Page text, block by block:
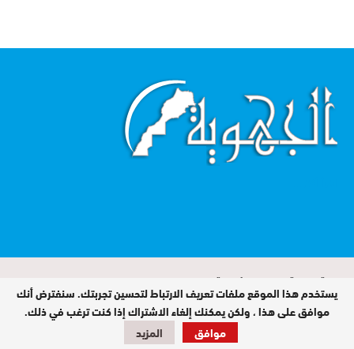
MEDIA sarl / جميع الحقوق محفوظة ©
2026
تصميم وبرمجة
يستخدم هذا الموقع ملفات تعريف الارتباط لتحسين تجربتك. سنفترض أنك
موافق على هذا ، ولكن يمكنك إلغاء الاشتراك إذا كنت ترغب في ذلك.
موافق
المزيد